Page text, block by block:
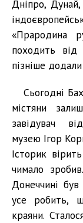
Дніпро,
«Прародина
походить від
пізніше
Сьогодні
містяни
завідувач
музею Ігор
Історик
чимало
Донеччині
усе робить,
краяни.